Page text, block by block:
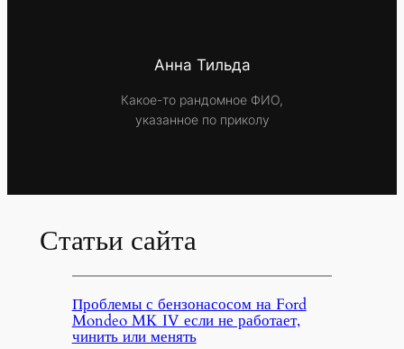
Анна Тильда
Какое-то рандомное ФИО,
указанное по приколу
Статьи сайта
Проблемы с бензонасосом на Ford
Mondeo MK IV если не работает,
чинить или менять